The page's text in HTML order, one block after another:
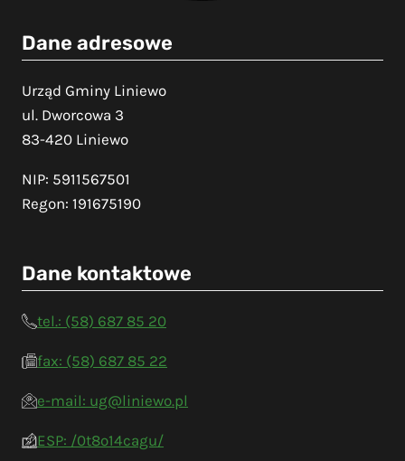
Dane adresowe
Urząd Gminy Liniewo
ul. Dworcowa 3
83-420 Liniewo
NIP: 5911567501
Regon: 191675190
Dane kontaktowe
tel.: (58) 687 85 20
fax: (58) 687 85 22
e-mail: ug@liniewo.pl
ESP: /0t8o14cagu/